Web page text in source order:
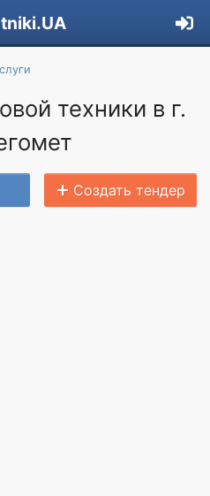
техники в г.
Создать тендер